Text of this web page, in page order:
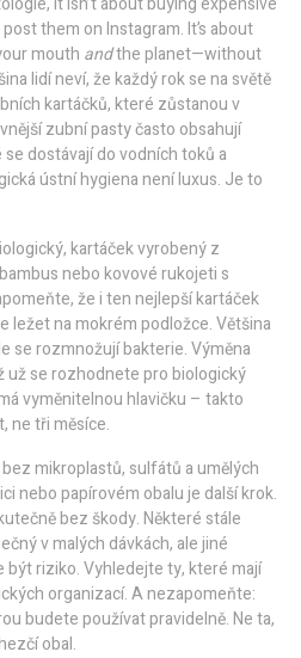
them on Instagram. It’s about
mouth andthe planet—without
lidí neví, že každý rok se na světě
kartáčků, které zůstanou v
zubní pasty často obsahují
dostávají do vodních toků a
ústní hygiena není luxus. Je to
,kartáček vyrobený z
nebo kovové rukojeti s
že i ten nejlepší kartáček
ležet na mokrém podložce. Většina
se rozmnožují bakterie. Výměna
už se rozhodnete pro biologický
vyměnitelnou hlavičku – takto
ne tři měsíce.
mikroplastů, sulfátů a umělých
nebo papírovém obaluje další krok.
bez škody. Některé stále
v malých dávkách, ale jiné
být riziko. Vyhledejte ty, které mají
organizací. A nezapomeňte:
budete používat pravidelně. Ne ta,
obal.